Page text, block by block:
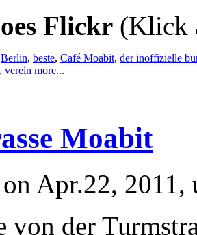
Flickr (Klick
Berlin, beste, Café Moabit, der inoffizielle
, verein more...
Moabit
on Apr.22, 2011,
von der